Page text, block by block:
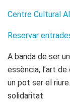
Centre Cultural
Reservar
A banda de ser
essència, l’art
un pot ser el
solidaritat.